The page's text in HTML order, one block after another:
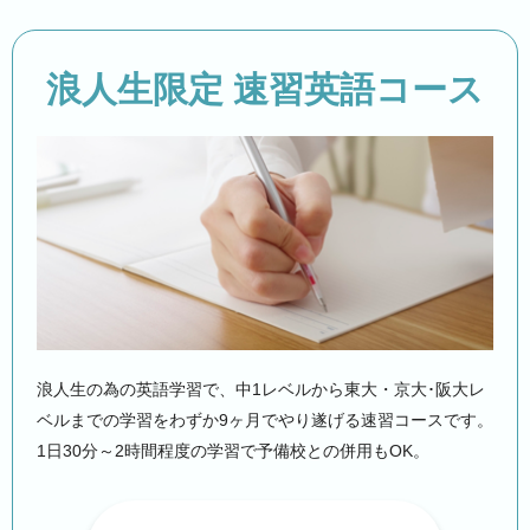
浪人生限定 速習英語コース
浪人生の為の英語学習で、中1レベルから東大・京大･阪大レ
ベルまでの学習をわずか9ヶ月でやり遂げる速習コースです。
1日30分～2時間程度の学習で予備校との併用もOK。